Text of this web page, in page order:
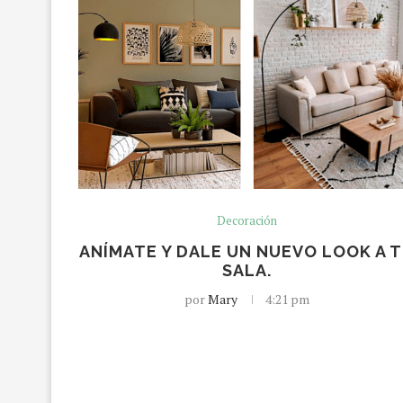
Decoración
ANÍMATE Y DALE UN NUEVO LOOK A
SALA.
porMary 4:21 pm